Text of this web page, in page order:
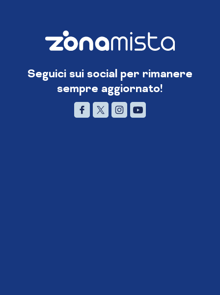
Seguici sui social per rimanere
sempre aggiornato!